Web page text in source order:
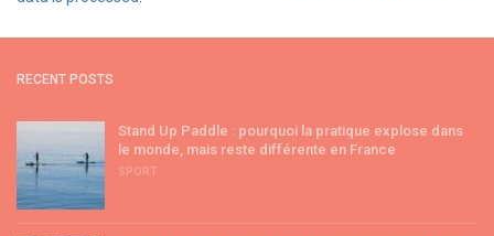
RECENT POSTS
Stand Up Paddle : pourquoi la pratique explose dans
le monde, mais reste différente en France
SPORT